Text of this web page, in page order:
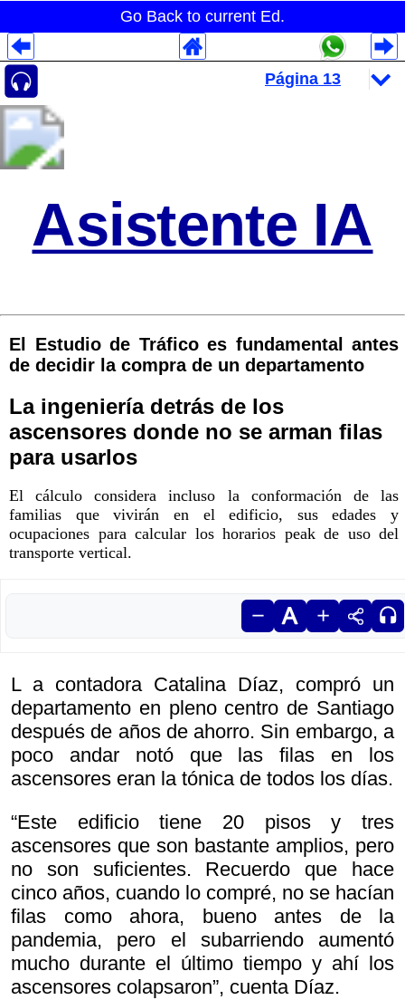
Go Back to current Ed.
Asistente IA
El Estudio de Tráfico es fundamental antes
de decidir la compra de un departamento
La ingeniería detrás de los
ascensores donde no se arman filas
para usarlos
El cálculo considera incluso la conformación de las
familias que vivirán en el edificio, sus edades y
ocupaciones para calcular los horarios peak de uso del
transporte vertical.
L a contadora Catalina Díaz, compró un
departamento en pleno centro de Santiago
después de años de ahorro. Sin embargo, a
poco andar notó que las filas en los
ascensores eran la tónica de todos los días.
“Este edificio tiene 20 pisos y tres
ascensores que son bastante amplios, pero
no son suficientes. Recuerdo que hace
cinco años, cuando lo compré, no se hacían
filas como ahora, bueno antes de la
pandemia, pero el subarriendo aumentó
mucho durante el último tiempo y ahí los
ascensores colapsaron”, cuenta Díaz.
Despliegues Analytics
Despliegues Totales
Despliegues por Rubros